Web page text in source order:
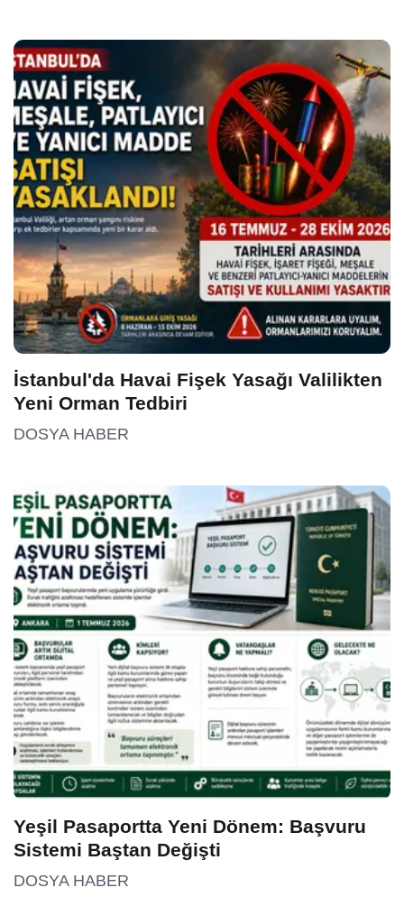
İstanbul'da Havai Fişek Yasağı Valilikten
Yeni Orman Tedbiri
DOSYA HABER
Yeşil Pasaportta Yeni Dönem: Başvuru
Sistemi Baştan Değişti
DOSYA HABER